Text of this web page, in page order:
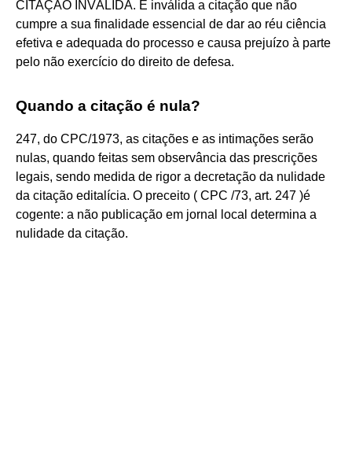
CITAÇÃO INVÁLIDA. É inválida a citação que não
cumpre a sua finalidade essencial de dar ao réu ciência
efetiva e adequada do processo e causa prejuízo à parte
pelo não exercício do direito de defesa.
Quando a citação é nula?
247, do CPC/1973, as citações e as intimações serão
nulas, quando feitas sem observância das prescrições
legais, sendo medida de rigor a decretação da nulidade
da citação editalícia. O preceito ( CPC /73, art. 247 )é
cogente: a não publicação em jornal local determina a
nulidade da citação.